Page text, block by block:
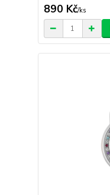
890 Kč/ks